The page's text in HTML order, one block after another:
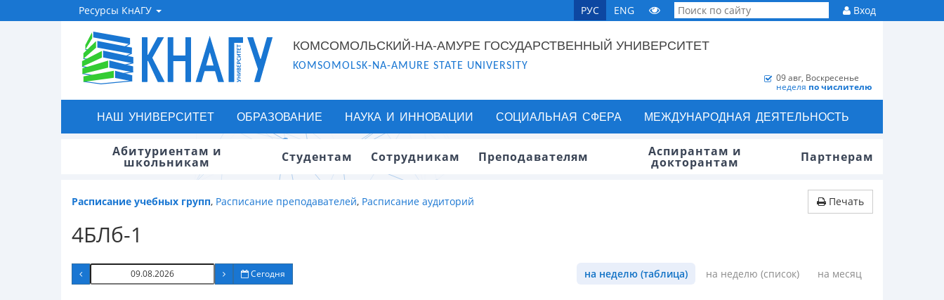
Ресурсы КнАГУ РУС ENG Вход
КОМСОМОЛЬСКИЙ-НА-АМУРЕ ГОСУДАРСТВЕННЫЙ УНИВЕРСИТЕТ
KOMSOMOLSK-NA-AMURE STATE UNIVERSITY
09 авг, Воскресенье
неделя по числителю
НАШ УНИВЕРСИТЕТ ОБРАЗОВАНИЕ НАУКА И ИННОВАЦИИ СОЦИАЛЬНАЯ СФЕРА МЕЖДУНАРОДНАЯ ДЕЯТЕЛЬНОСТЬ
Абитуриентам и
школьникам Студентам Сотрудникам Преподавателям Аспирантам и
докторантам Партнерам
Расписание учебных групп, Расписание преподавателей, Расписание аудиторий Печать
4БЛб-1
Сегодня на неделю (таблица) на неделю (список) на месяц